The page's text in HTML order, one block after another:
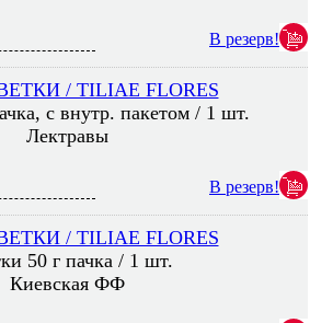
В резерв!
/ TILIAE FLORES
с внутр. пакетом / 1 шт.
Лектравы
В резерв!
/ TILIAE FLORES
50 г пачка / 1 шт.
Киевская ФФ